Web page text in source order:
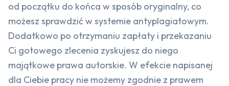
od początku do końca w sposób oryginalny, co
możesz sprawdzić w systemie antyplagiatowym.
Dodatkowo po otrzymaniu zapłaty i przekazaniu
Ci gotowego zlecenia zyskujesz do niego
majątkowe prawa autorskie. W efekcie napisanej
dla Ciebie pracy nie możemy zgodnie z prawem